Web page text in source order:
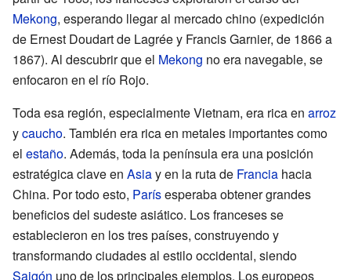
Mekong, esperando llegar al mercado chino (expedición
de Ernest Doudart de Lagrée y Francis Garnier, de 1866 a
1867). Al descubrir que el Mekong no era navegable, se
enfocaron en el río Rojo.
Toda esa región, especialmente Vietnam, era rica en arroz
ycaucho. También era rica en metales importantes como
el estaño. Además, toda la península era una posición
estratégica clave en Asiay en la ruta de Francia hacia
China. Por todo esto, Parísesperaba obtener grandes
beneficios del sudeste asiático. Los franceses se
establecieron en los tres países, construyendo y
transformando ciudades al estilo occidental, siendo
Saigón uno de los principales ejemplos. Los europeos